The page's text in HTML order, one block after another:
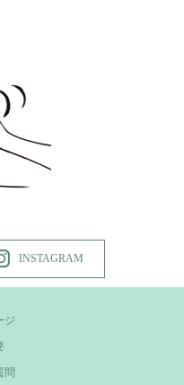
INSTAGRAM
ジ
問